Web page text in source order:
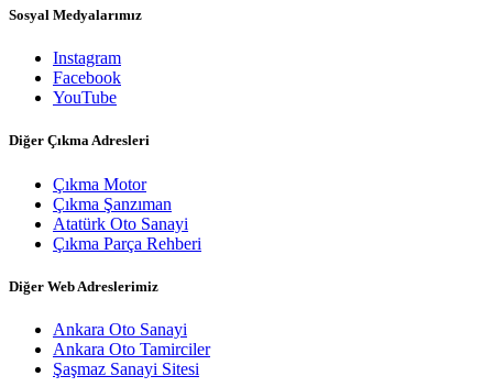
Sosyal Medyalarımız
Instagram
Facebook
YouTube
Diğer Çıkma Adresleri
Çıkma Motor
Çıkma Şanzıman
Atatürk Oto Sanayi
Çıkma Parça Rehberi
Diğer Web Adreslerimiz
Ankara Oto Sanayi
Ankara Oto Tamirciler
Şaşmaz Sanayi Sitesi